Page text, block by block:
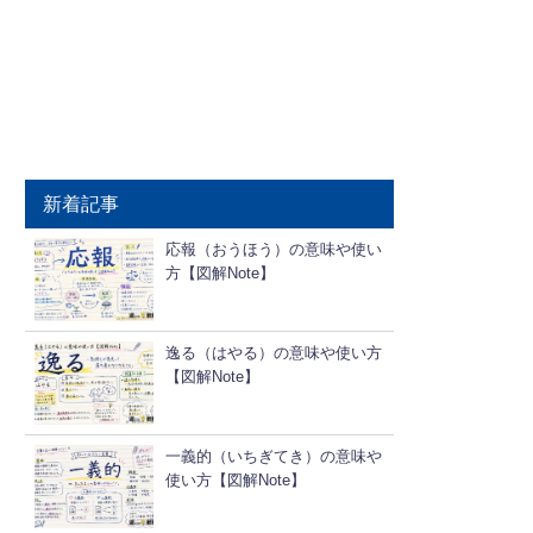
新着記事
応報（おうほう）の意味や使い
方【図解Note】
逸る（はやる）の意味や使い方
【図解Note】
一義的（いちぎてき）の意味や
使い方【図解Note】